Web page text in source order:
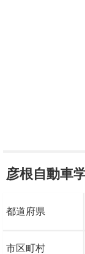
彦根自動車
都道府県
市区町村